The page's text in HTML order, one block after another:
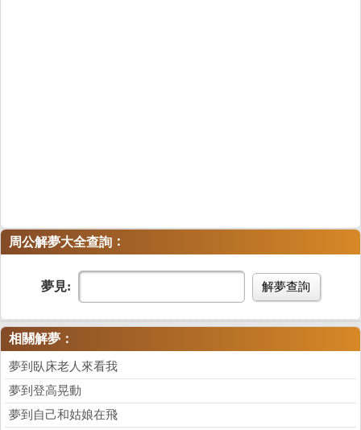
周公解夢大全查詢 ：
夢見: 解夢查詢
相關解夢：
夢到臥床老人來看我
夢到登高晃動
夢到自己和姑娘在飛